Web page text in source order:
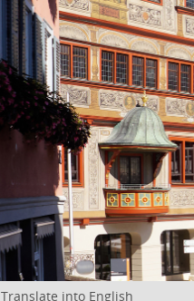
Translate into English